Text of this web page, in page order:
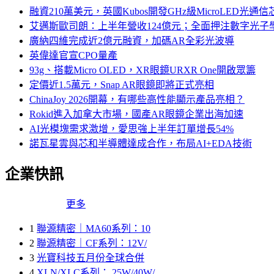
融資210萬美元，英國Kubos開發GHz級MicroLED光通信
艾邁斯歐司朗：上半年營收124億元；全面押注數字光子
廣納四維完成近2億元融資，加碼AR全彩光波導
英偉達官宣CPO量產
93g、搭載Micro OLED，XR眼鏡URXR One開啟眾籌
定價近1.5萬元，Snap AR眼鏡即將正式亮相
ChinaJoy 2026開幕，有哪些高性能顯示產品亮相？
Rokid進入加拿大市場，國產AR眼鏡企業出海加速
AI光模塊需求激增，愛思強上半年訂單增長54%
諾瓦星雲與芯和半導體達成合作，布局AI+EDA技術
企業快訊
更多
1 聯源精密｜MA60系列：10
2 聯源精密｜CF系列：12V/
3 光寶科技五月份全球合併